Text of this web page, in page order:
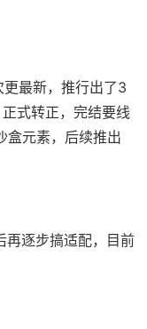
最新，推行出了3
式转正，完结要线
盒元素，后续推出
逐步搞适配，目前